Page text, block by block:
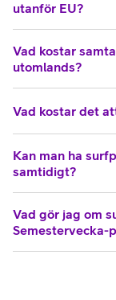
utanför EU?
Vad kostar
utomlands?
Vad kostar det
Kan man ha
samtidigt?
Vad gör jag om
Semestervecka-